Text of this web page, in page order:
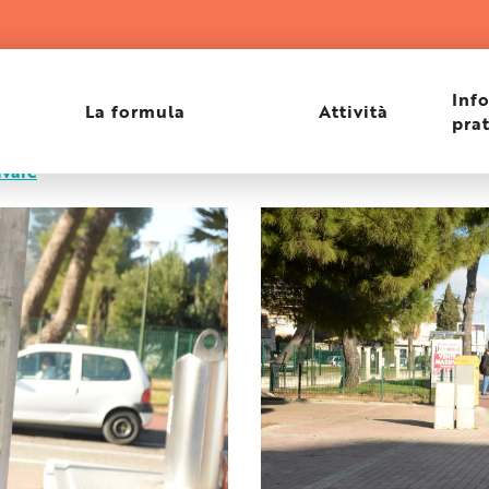
La formula Attività